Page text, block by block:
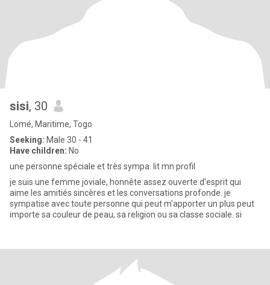
sisi, 30
Lomé, Maritime, Togo
Seeking: Male 30 - 41
Have children: No
une personne spéciale et très sympa. lit mn profil
je suis une femme joviale, honnête assez ouverte d'esprit qui
aime les amitiés sincères et les conversations profonde. je
sympatise avec toute personne qui peut m'apporter un plus peut
importe sa couleur de peau, sa religion ou sa classe sociale. si